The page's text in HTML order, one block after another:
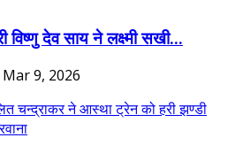
विष्णु देव साय ने लक्ष्मी सखी...
Mar 9, 2026